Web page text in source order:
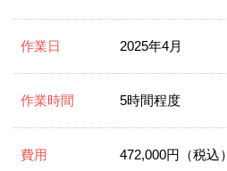
作業日 2025年4月
作業時間 5時間程度
費用
472,000円（税込）